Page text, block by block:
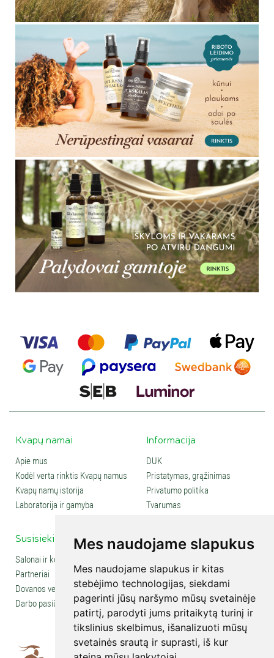
Mes naudojame slapukus
Mes naudojame slapukus ir kitas
stebėjimo technologijas, siekdami
pagerinti jūsų naršymo mūsų svetainėje
patirtį, parodyti jums pritaikytą turinį ir
tikslinius skelbimus, išanalizuoti mūsų
svetainės srautą ir suprasti, iš kur
Kvapų namai
Apie mus
Kodėl verta rinktis Kvapų namus
Kvapų namų istorija
Laboratorija ir gamyba
Informacija
DUK
Pristatymas, grąžinimas
Privatumo politika
Tvarumas
Susisiekite
Salonai ir kontaktai
Partneriai
Dovanos verslui
Darbo pasiūlymai
Social media